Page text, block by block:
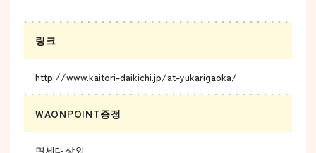
링크
http://www.kaitori-daikichi.jp/at-yukarigaoka/
WAONPOINT증정
면세대상외